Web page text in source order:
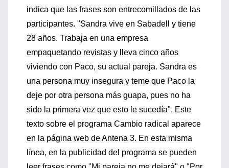
indica que las frases son entrecomillados de las
participantes. "Sandra vive en Sabadell y tiene
28 años. Trabaja en una empresa
empaquetando revistas y lleva cinco años
viviendo con Paco, su actual pareja. Sandra es
una persona muy insegura y teme que Paco la
deje por otra persona más guapa, pues no ha
sido la primera vez que esto le sucedía". Este
texto sobre el programa Cambio radical aparece
en la página web de Antena 3. En esta misma
línea, en la publicidad del programa se pueden